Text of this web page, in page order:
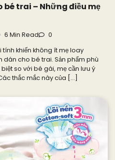
bé trai – Những điều mẹ
6 Min Read 0
khiến không ít mẹ loay
cho bé trai. Sản phẩm phù
so với bé gái, mẹ cần lưu ý
thắc mắc này của […]